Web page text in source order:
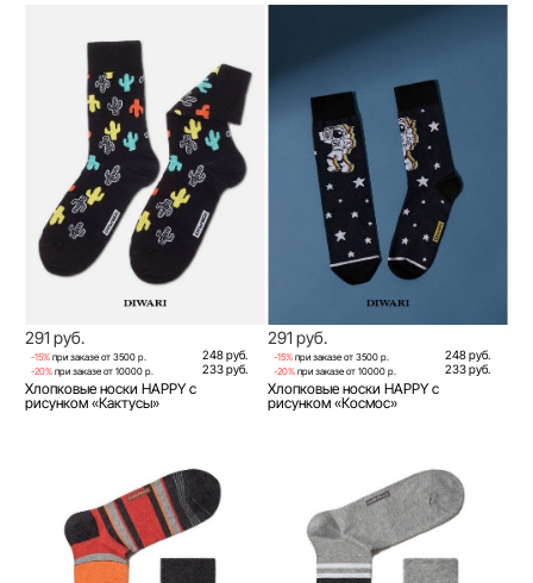
291 руб.
-15% при заказе от 3500 р. 248 руб.
-20% при заказе от 10000 р. 233 руб.
Хлопковые носки HAPPY с
рисунком «Кактусы»
291 руб.
-15% при заказе от 3500 р. 248 руб.
-20% при заказе от 10000 р. 233 руб.
Хлопковые носки HAPPY с
рисунком «Космос»